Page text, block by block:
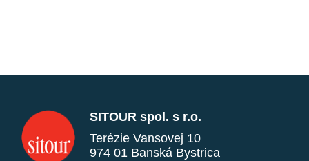
SITOUR spol. s r.o.
Terézie Vansovej 10
974 01 Banská Bystrica